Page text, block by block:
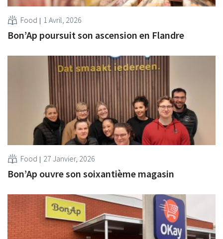
Food 1 Avril, 2026
Bon’Ap poursuit son ascension en Flandre
Food 27 Janvier, 2026
Bon’Ap ouvre son soixantième magasin